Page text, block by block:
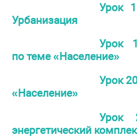
Урок
Урбанизация
Урок
по теме «Население»
Урок
«Население»
Урок
энергетический